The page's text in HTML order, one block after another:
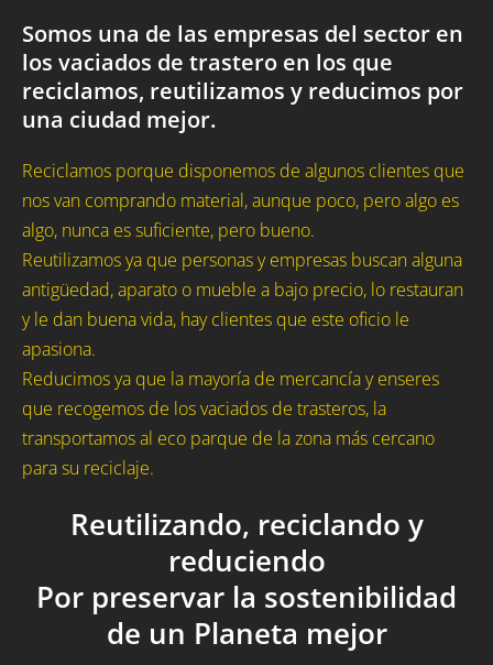
Somos una de las empresas del sector en
los vaciados de trastero en los que
reciclamos, reutilizamos y reducimos por
una ciudad mejor.
Reciclamos porque disponemos de algunos clientes que
nos van comprando material, aunque poco, pero algo es
algo, nunca es suficiente, pero bueno.
Reutilizamos ya que personas y empresas buscan alguna
antigüedad, aparato o mueble a bajo precio, lo restauran
y le dan buena vida, hay clientes que este oficio le
apasiona.
Reducimos ya que la mayoría de mercancía y enseres
que recogemos de los vaciados de trasteros, la
transportamos al eco parque de la zona más cercano
para su reciclaje.
Reutilizando, reciclando y
reduciendo
Por preservar la sostenibilidad
de un Planeta mejor